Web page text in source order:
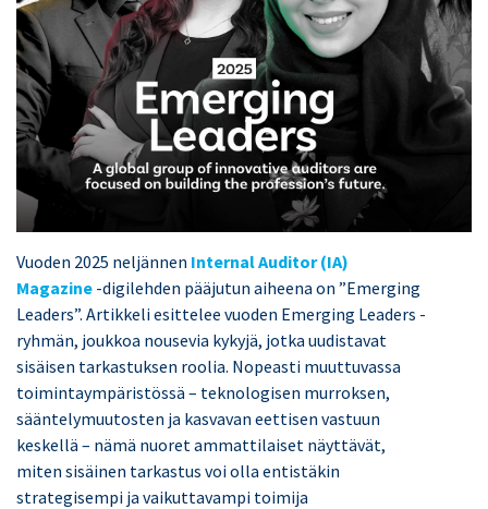
Vuoden 2025 neljännen Internal Auditor (IA)
Magazine -digilehden pääjutun aiheena on ”Emerging
Leaders”. Artikkeli esittelee vuoden Emerging Leaders -
ryhmän, joukkoa nousevia kykyjä, jotka uudistavat
sisäisen tarkastuksen roolia. Nopeasti muuttuvassa
toimintaympäristössä – teknologisen murroksen,
sääntelymuutosten ja kasvavan eettisen vastuun
keskellä – nämä nuoret ammattilaiset näyttävät,
miten sisäinen tarkastus voi olla entistäkin
strategisempi ja vaikuttavampi toimija